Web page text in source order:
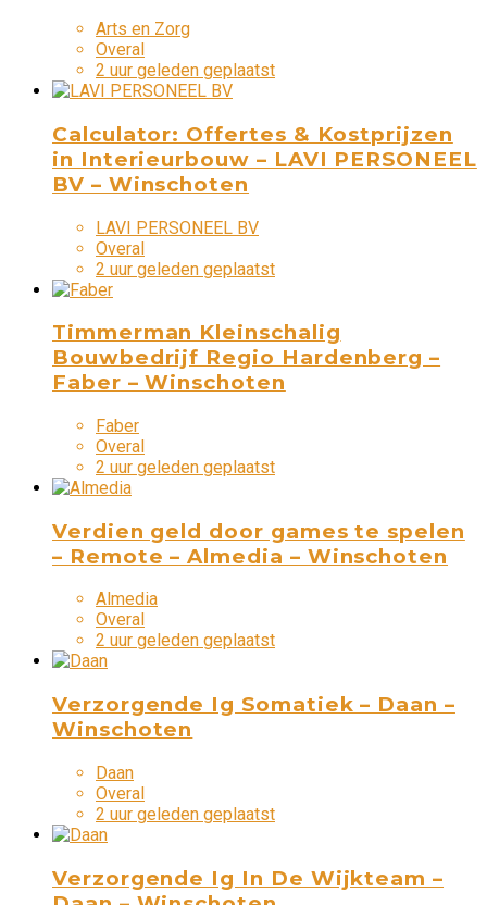
Arts en Zorg
Overal
2 uur geleden geplaatst
Calculator: Offertes & Kostprijzen
in Interieurbouw – LAVI PERSONEEL
BV – Winschoten
LAVI PERSONEEL BV
Overal
2 uur geleden geplaatst
Timmerman Kleinschalig
Bouwbedrijf Regio Hardenberg –
Faber – Winschoten
Faber
Overal
2 uur geleden geplaatst
Verdien geld door games te spelen
– Remote – Almedia – Winschoten
Almedia
Overal
2 uur geleden geplaatst
Verzorgende Ig Somatiek – Daan –
Winschoten
Daan
Overal
2 uur geleden geplaatst
Verzorgende Ig In De Wijkteam –